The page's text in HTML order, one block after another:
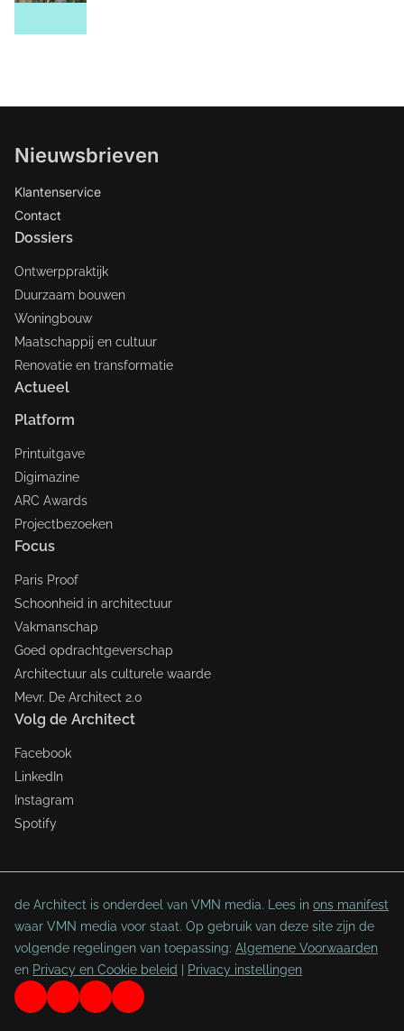
Nieuwsbrieven
Klantenservice
Contact
Dossiers
Ontwerppraktijk
Duurzaam bouwen
Woningbouw
Maatschappij en cultuur
Renovatie en transformatie
Actueel
Platform
Printuitgave
Digimazine
ARC Awards
Projectbezoeken
Focus
Paris Proof
Schoonheid in architectuur
Vakmanschap
Goed opdrachtgeverschap
Architectuur als culturele waarde
Mevr. De Architect 2.0
Volg de Architect
Facebook
LinkedIn
Instagram
Spotify
de Architect is onderdeel van VMN media. Lees in ons manifest
waar VMN media voor staat. Op gebruik van deze site zijn de
volgende regelingen van toepassing: Algemene Voorwaarden
en Privacy en Cookie beleid | Privacy instellingen